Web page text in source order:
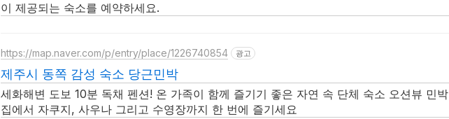
이 제공되는 숙소를 예약하세요.
https://map.naver.com/p/entry/place/1226740854 광고
제주시 동쪽 감성 숙소 당근민박
세화해변 도보 10분 독채 펜션! 온 가족이 함께 즐기기 좋은 자연 속 단체 숙소 오션뷰 민박
집에서 자쿠지, 사우나 그리고 수영장까지 한 번에 즐기세요